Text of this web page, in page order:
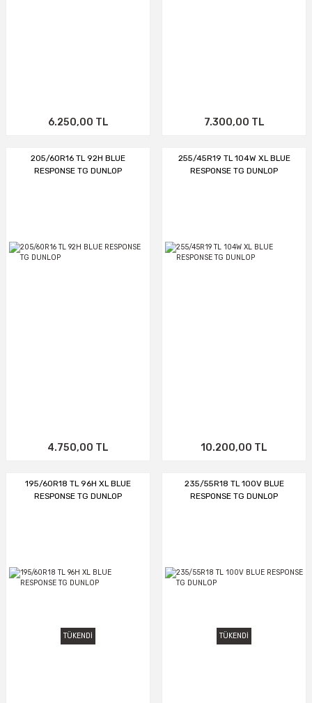
6.250,00 TL 7.300,00 TL
205/60R16 TL 92H BLUE
RESPONSE TG DUNLOP
4.750,00 TL
255/45R19 TL 104W XL BLUE
RESPONSE TG DUNLOP
10.200,00 TL
195/60R18 TL 96H XL BLUE
RESPONSE TG DUNLOP
TÜKENDİ
235/55R18 TL 100V BLUE
RESPONSE TG DUNLOP
TÜKENDİ